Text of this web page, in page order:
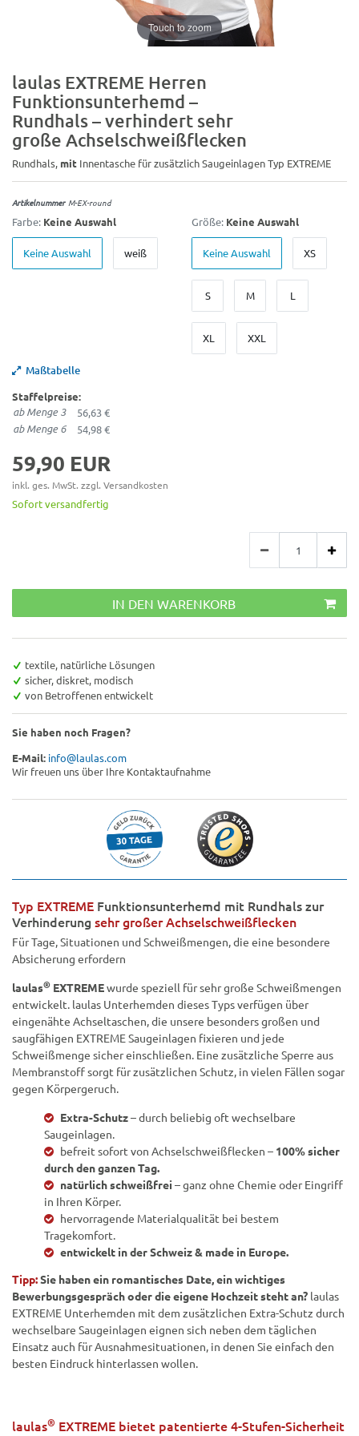
Touch to zoom
laulas EXTREME Herren
Funktionsunterhemd –
Rundhals – verhindert sehr
große Achselschweißflecken
Rundhals, mit Innentasche für zusätzlich Saugeinlagen Typ EXTREME
Artikelnummer M-EX-round
Farbe: Keine Auswahl
Keine Auswahl weiß
Größe: Keine Auswahl
Keine Auswahl XS
S M L
XL XXL
Maßtabelle
Staffelpreise:
ab Menge 3 56,63 €
ab Menge 6 54,98 €
59,90 EUR
inkl. ges. MwSt. zzgl. Versandkosten
Sofort versandfertig
IN DEN WARENKORB
textile, natürliche Lösungen
sicher, diskret, modisch
von Betroffenen entwickelt
Sie haben noch Fragen?
E-Mail: info@laulas.com
Wir freuen uns über Ihre Kontaktaufnahme
Typ EXTREME Funktionsunterhemd mit Rundhals zur
Verhinderungsehr großer Achselschweißflecken
Für Tage, Situationen und Schweißmengen, die eine besondere
Absicherung erfordern
laulas® EXTREMEwurde speziell für sehr große Schweißmengen
entwickelt. laulas Unterhemden dieses Typs verfügen über
eingenähte Achseltaschen, die unsere besonders großen und
saugfähigen EXTREME Saugeinlagen fixieren und jede
Schweißmenge sicher einschließen. Eine zusätzliche Sperre aus
Membranstoff sorgt für zusätzlichen Schutz, in vielen Fällen sogar
gegen Körpergeruch.
Extra-Schutz– durch beliebig oft wechselbare
Saugeinlagen.
befreit sofort von Achselschweißflecken – 100% sicher
durch den ganzen Tag.
natürlich schweißfrei – ganz ohne Chemie oder Eingriff
in Ihren Körper.
hervorragende Materialqualität bei bestem
Tragekomfort.
entwickelt in der Schweiz & made in Europe.
Tipp:Sie haben ein romantisches Date, ein wichtiges
Bewerbungsgespräch oder die eigene Hochzeit steht an? laulas
EXTREME Unterhemden mit dem zusätzlichen Extra-Schutz durch
wechselbare Saugeinlagen eignen sich neben dem täglichen
Einsatz auch für Ausnahmesituationen, in denen Sie einfach den
besten Eindruck hinterlassen wollen.
laulas® EXTREME bietet patentierte 4-Stufen-Sicherheit